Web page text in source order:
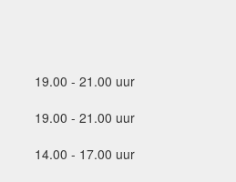
19.00 - 21.00 uur
19.00 - 21.00 uur
14.00 - 17.00 uur